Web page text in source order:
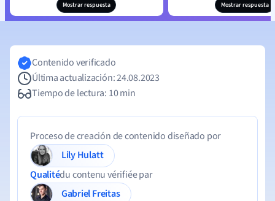
Mostrar respuesta Mostrar respuesta
Contenido verificado
Última actualización: 24.08.2023
Tiempo de lectura: 10 min
Proceso de creación de contenido diseñado por
Lily Hulatt
Qualitédu contenu vérifiée par
Gabriel Freitas